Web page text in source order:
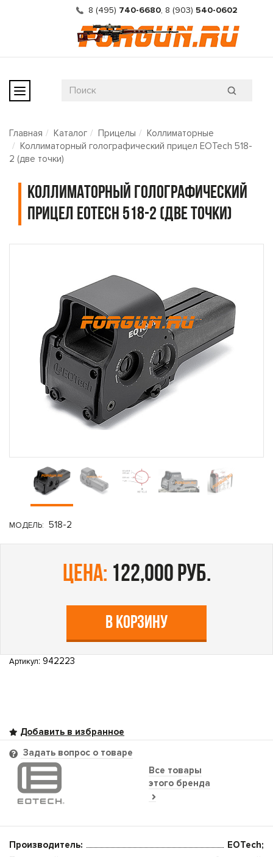
8 (495) 740-6680, 8 (903) 540-0602
Главная Каталог Прицелы
Коллиматорные
Коллиматорный голографический прицел EOTech 518-
2 (две точки)
Коллиматорный голографический
прицел EOTech 518-2 (две точки)
МОДЕЛЬ: 518-2
цена: 122,000 руб.
В КОРЗИНУ
Артикул: 942223
Все товары
этого бренда
Задать вопрос о товаре
Производитель:
EOTech;